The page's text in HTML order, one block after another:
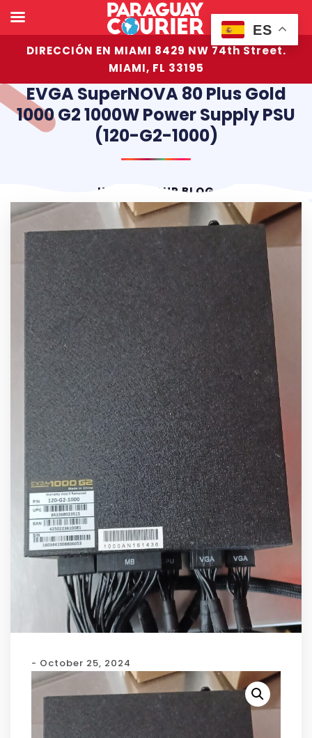
DIRECCIÓN EN MIAMI 8429 NW 74th Street.
MIAMI, FL 33195
EVGA SuperNOVA 80 Plus Gold
1000 G2 1000W Power Supply PSU
(120-G2-1000)
HOME OUR BLOG
- October 25, 2024
ES